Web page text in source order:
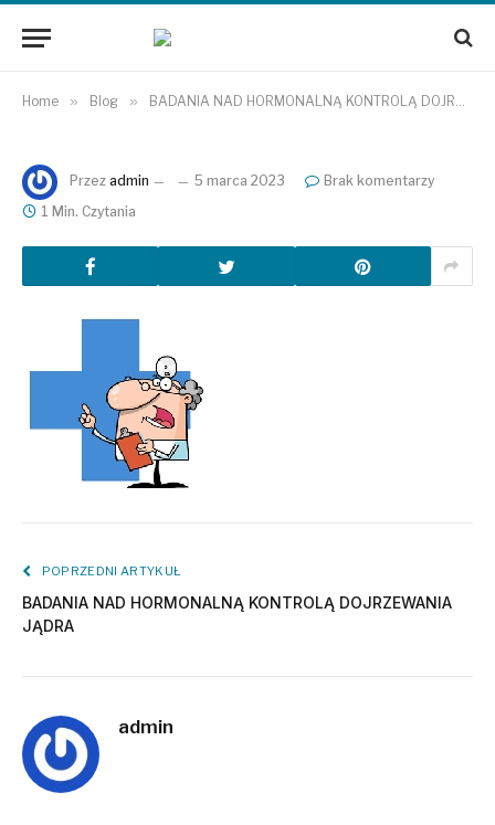
Home » Blog » BADANIA NAD HORMONALNĄ KONTROLĄ DOJRZEWANIA JĄDRA
Przez admin 5 marca 2023
Brak komentarzy
1 Min. Czytania
POPRZEDNI ARTYKUŁ
BADANIA NAD HORMONALNĄ KONTROLĄ DOJRZEWANIA
JĄDRA
admin